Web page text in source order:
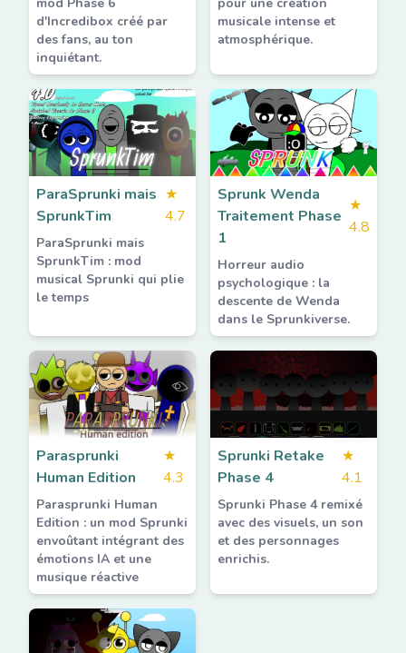
d'Incredibox créé par
des fans, au ton
inquiétant.
musicale intense et
atmosphérique.
ParaSprunki mais
SprunkTim
★
4.7
ParaSprunki mais
SprunkTim : mod
musical Sprunki qui plie
le temps
Sprunk Wenda
Traitement Phase
1
★
4.8
Horreur audio
psychologique : la
descente de Wenda
dans le Sprunkiverse.
Parasprunki
Human Edition
★
4.3
Parasprunki Human
Edition : un mod Sprunki
envoûtant intégrant des
émotions IA et une
musique réactive
Sprunki Retake
Phase 4
★
4.1
Sprunki Phase 4 remixé
avec des visuels, un son
et des personnages
enrichis.